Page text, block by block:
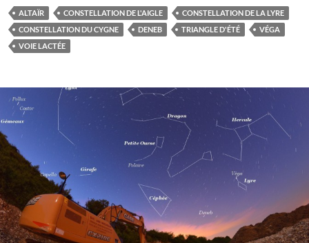
ALTAÏR CONSTELLATION DE L'AIGLE
CONSTELLATION DE LA LYRE
CONSTELLATION DU CYGNE
DENEB TRIANGLE D'ÉTÉ
VÉGA
VOIE LACTÉE